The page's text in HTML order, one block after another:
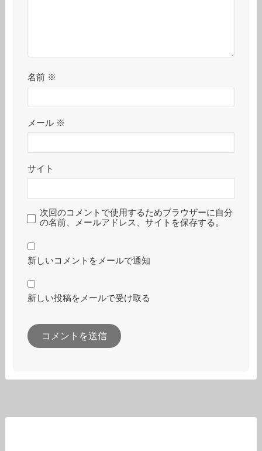
名前 ※
メール ※
サイト
次回のコメントで使用するためブラウザーに自分
の名前、メールアドレス、サイトを保存する。
新しいコメントをメールで通知
新しい投稿をメールで受け取る